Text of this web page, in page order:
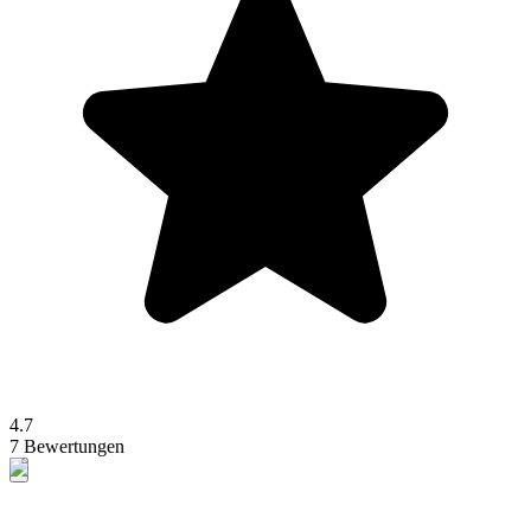
4.7
7 Bewertungen